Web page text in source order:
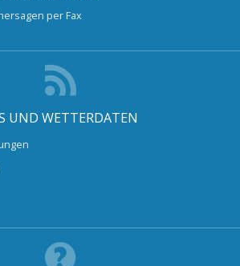
per Fax
UND WETTERDATEN